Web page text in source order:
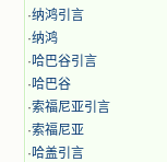
·纳鸿引言
·纳鸿
·哈巴谷引言
·哈巴谷
·索福尼亚引言
·索福尼亚
·哈盖引言